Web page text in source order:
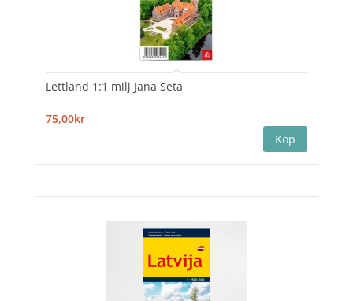
Lettland 1:1 milj Jana Seta
75,00kr